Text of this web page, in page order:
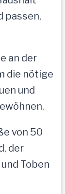
passen,
an der
die nötige
und
von 50
der
Toben